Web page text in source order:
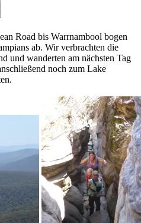
Road bis Warrnambool bogen
ab. Wir verbrachten die
und wanderten am nächsten Tag
noch zum Lake